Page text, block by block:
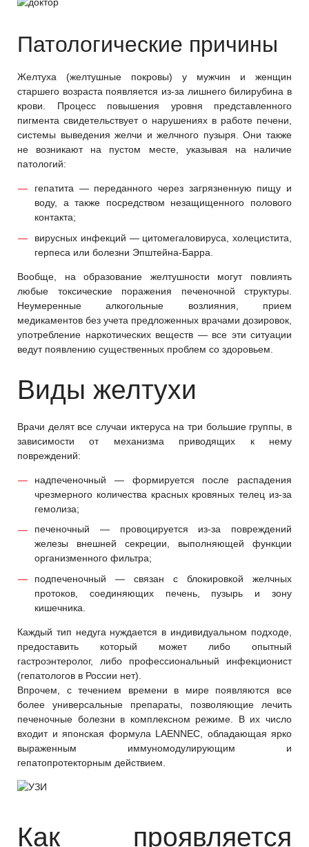
Патологические причины
Желтуха (желтушные покровы) у мужчин и женщин
старшего возраста появляется из-за лишнего билирубина в
крови. Процесс повышения уровня представленного
пигмента свидетельствует о нарушениях в работе печени,
системы выведения желчи и желчного пузыря. Они также
не возникают на пустом месте, указывая на наличие
патологий:
гепатита — переданного через загрязненную пищу и
воду, а также посредством незащищенного полового
контакта;
вирусных инфекций — цитомегаловируса, холецистита,
герпеса или болезни Эпштейна-Барра.
Вообще, на образование желтушности могут повлиять
любые токсические поражения печеночной структуры.
Неумеренные алкогольные возлияния, прием
медикаментов без учета предложенных врачами дозировок,
употребление наркотических веществ — все эти ситуации
ведут появлению существенных проблем со здоровьем.
Виды желтухи
Врачи делят все случаи иктеруса на три большие группы, в
зависимости от механизма приводящих к нему
повреждений:
надпеченочный — формируется после распадения
чрезмерного количества красных кровяных телец из-за
гемолиза;
печеночный — провоцируется из-за повреждений
железы внешней секреции, выполняющей функции
организменного фильтра;
подпеченочный — связан с блокировкой желчных
протоков, соединяющих печень, пузырь и зону
кишечника.
Каждый тип недуга нуждается в индивидуальном подходе,
предоставить который может либо опытный
гастроэнтеролог, либо профессиональный инфекционист
(гепатологов в России нет).
Впрочем, с течением времени в мире появляются все
более универсальные препараты, позволяющие лечить
печеночные болезни в комплексном режиме. В их число
входит и японская формула LAENNEC, обладающая ярко
выраженным иммуномодулирующим и
гепатопротекторным действием.
Как проявляется